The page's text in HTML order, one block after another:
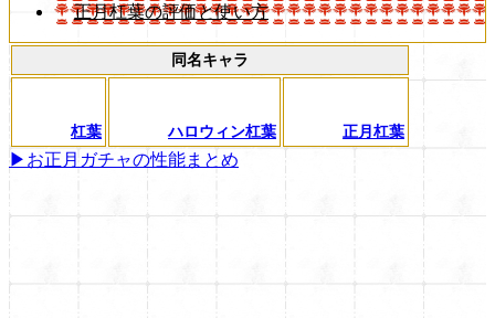
正月杠葉の評価と使い方
同名キャラ
杠葉 ハロウィン杠葉 正月杠葉
▶お正月ガチャの性能まとめ